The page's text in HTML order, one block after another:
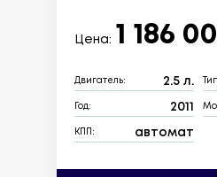
Цена: 1 186
Двигатель: 2.5 л.
Год: 2011
КПП: автомат